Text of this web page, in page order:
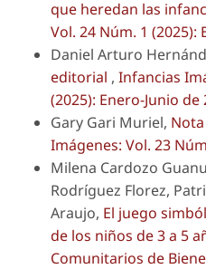
que heredan las
Vol. 24 Núm. 1 (2025):
Daniel Arturo
editorial , Infancias
(2025): Enero-Junio de
Gary Gari Muriel,
Imágenes: Vol. 23
Milena Cardozo
Rodríguez Florez,
Araujo, El juego
de los niños de 3 a 5
Comunitarios de